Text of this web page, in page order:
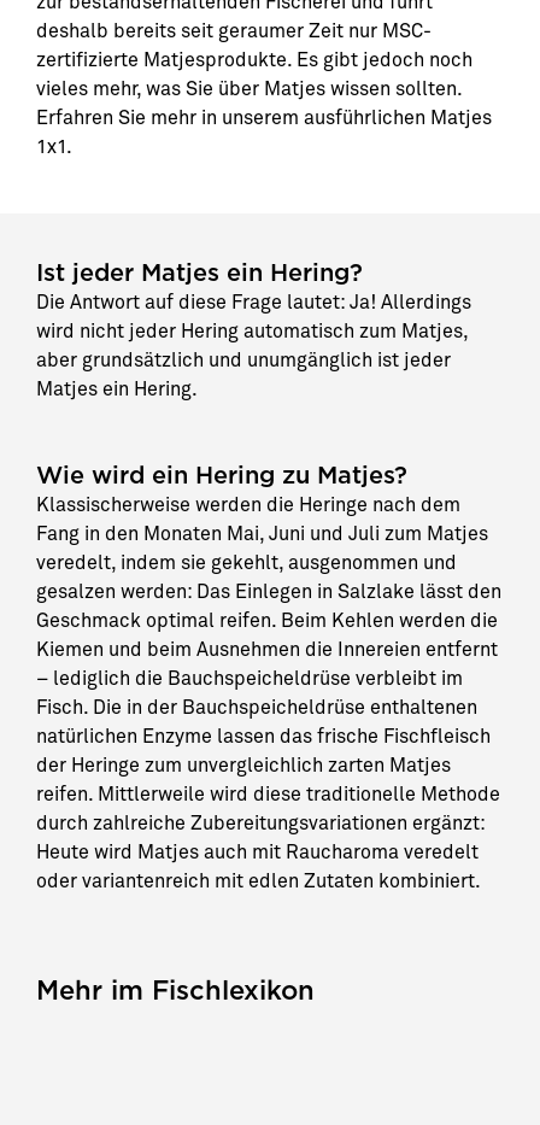
deshalb bereits seit geraumer Zeit nur MSC-
zertifizierte Matjesprodukte. Es gibt jedoch noch
vieles mehr, was Sie über Matjes wissen sollten.
Erfahren Sie mehr in unserem ausführlichen Matjes
1x1.
Ist jeder Matjes ein Hering?
Die Antwort auf diese Frage lautet: Ja! Allerdings
wird nicht jeder Hering automatisch zum Matjes,
aber grundsätzlich und unumgänglich ist jeder
Matjes ein Hering.
Wie wird ein Hering zu Matjes?
Klassischerweise werden die Heringe nach dem
Fang in den Monaten Mai, Juni und Juli zum Matjes
veredelt, indem sie gekehlt, ausgenommen und
gesalzen werden: Das Einlegen in Salzlake lässt den
Geschmack optimal reifen. Beim Kehlen werden die
Kiemen und beim Ausnehmen die Innereien entfernt
– lediglich die Bauchspeicheldrüse verbleibt im
Fisch. Die in der Bauchspeicheldrüse enthaltenen
natürlichen Enzyme lassen das frische Fischfleisch
der Heringe zum unvergleichlich zarten Matjes
reifen. Mittlerweile wird diese traditionelle Methode
durch zahlreiche Zubereitungsvariationen ergänzt:
Heute wird Matjes auch mit Raucharoma veredelt
oder variantenreich mit edlen Zutaten kombiniert.
Mehr im Fischlexikon